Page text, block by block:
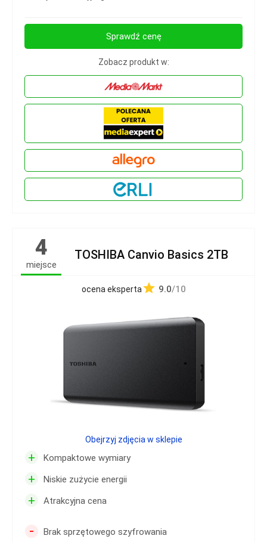
Sprawdź cenę
Zobacz produkt w:
4
miejsce
TOSHIBA Canvio Basics 2TB
ocena eksperta 9.0/10
+ Kompaktowe wymiary
+ Niskie zużycie energii
+ Atrakcyjna cena
- Brak sprzętowego szyfrowania
Obejrzyj zdjęcia w sklepie